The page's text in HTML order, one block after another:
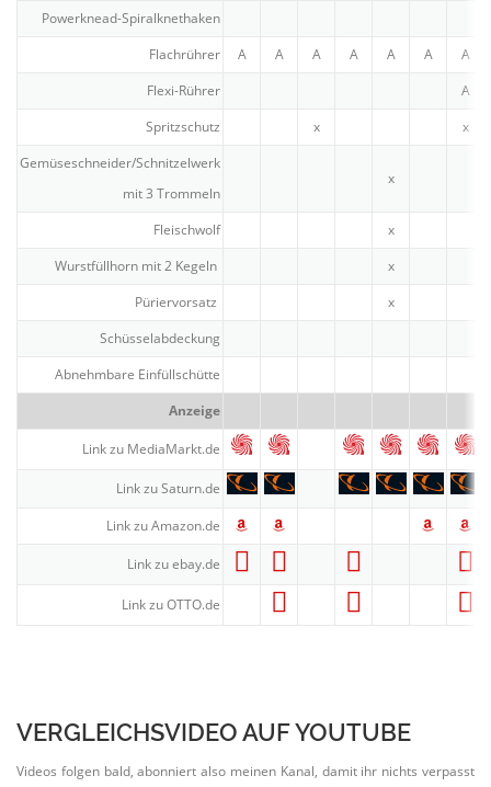
Power­knead-Spiralknet­haken
Flach­rührer
A A A A A A
A
Flexi-Rührer
A
Spritz­schutz
x
x
Gemüseschneider/Schnitzelwerk
mit 3 Trommeln
x
Fleischwolf
x
Wurst­füllhorn mit 2 Kegeln
x
Pürier­vorsatz
x
Schüs­sel­ab­de­ckung
Abnehmbare Einfüll­schütte
Anzeige
Link zu MediaMarkt.de
Link zu Saturn.de
Link zu Amazon.de
Link zu ebay.de
Link zu OTTO.de
VERGLEICHS­VIDEO AUF YOUTUBE
Videos folgen bald, abonniert also meinen Kanal, damit ihr nichts verpasst